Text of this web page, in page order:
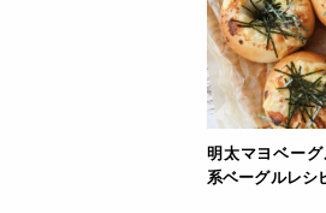
明太マヨベー
系ベーグルレシ